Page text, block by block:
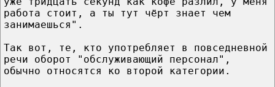
работа стоит, а ты тут чёрт знает чем
занимаешься".
Так вот, те, кто употребляет в повседневной
речи оборот "обслуживающий персонал",
обычно относятся ко второй категории.